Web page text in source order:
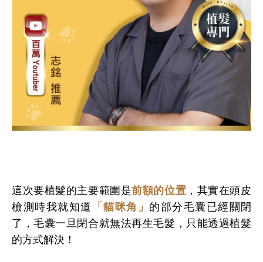
這次要植髮的主要範圍是前額的位置 ，其實在頭皮
檢測時我就知道
「貓咪角」 的部分毛囊已經關閉
了，毛囊一旦閉合就無法再生毛髮，只能透過植髮
的方式解決！